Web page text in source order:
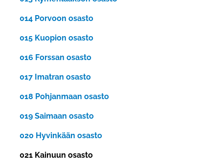
014 Porvoon osasto
015 Kuopion osasto
016 Forssan osasto
017 Imatran osasto
018 Pohjanmaan osasto
019 Saimaan osasto
020 Hyvinkään osasto
021 Kainuun osasto